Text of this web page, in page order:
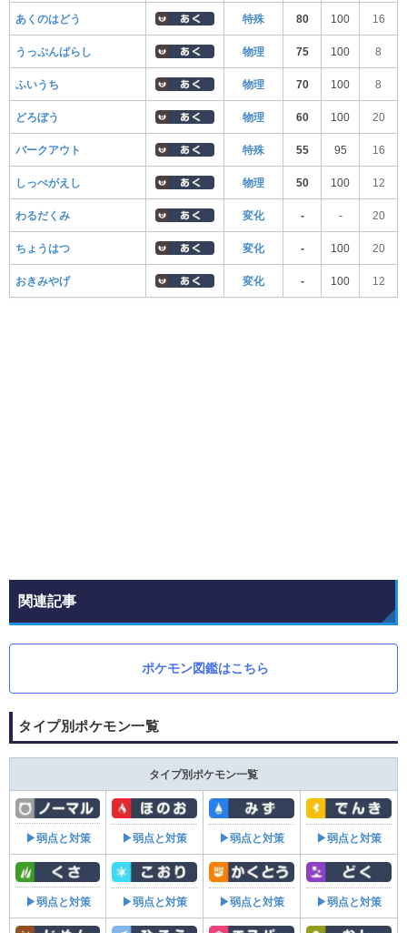
あくのはどう 特殊 80 100 16
うっぷんばらし 物理 75 100 8
ふいうち 物理 70 100 8
どろぼう 物理 60 100 20
バークアウト 特殊 55 95 16
しっぺがえし 物理 50 100 12
わるだくみ 変化 - - 20
ちょうはつ 変化 - 100 20
おきみやげ 変化 - 100 12
関連記事
ポケモン図鑑はこちら
タイプ別ポケモン一覧
タイプ別ポケモン一覧
▶弱点と対策 ▶弱点と対策 ▶弱点と対策 ▶弱点と対策
▶弱点と対策 ▶弱点と対策 ▶弱点と対策 ▶弱点と対策